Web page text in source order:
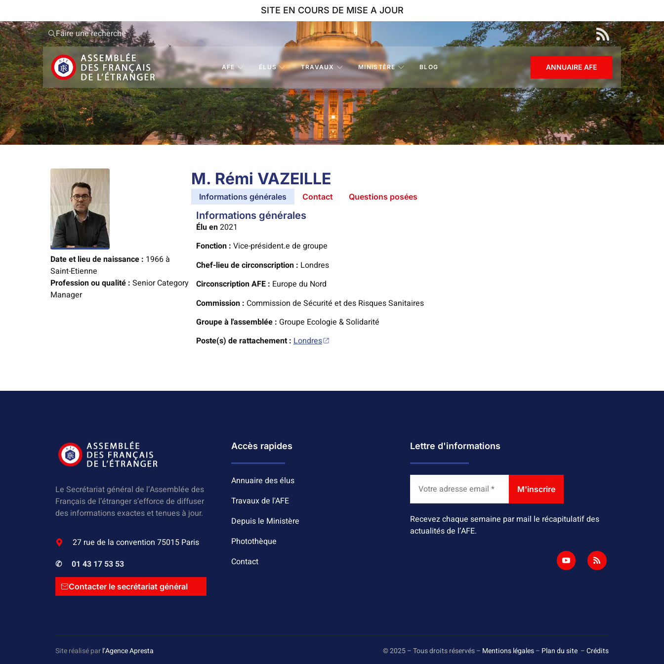
SITE EN COURS DE MISE A JOUR
Faire une recherche
AFE ÉLUS TRAVAUX MINISTÈRE BLOG ANNUAIRE AFE
Date et lieu de naissance : 1966 à
Saint-Etienne
Profession ou qualité : Senior Category
Manager
M. Rémi VAZEILLE
Informations générales Contact Questions posées
Informations générales
Élu en2021
Fonction : Vice-président.e de groupe
Chef-lieu de circonscription : Londres
Circonscription AFE : Europe du Nord
Commission : Commission de Sécurité et des Risques Sanitaires
Groupe à l'assemblée : Groupe Ecologie & Solidarité
Poste(s) de rattachement : Londres
Le Secrétariat général de l’Assemblée des
Français de l’étranger s’efforce de diffuser
des informations exactes et tenues à jour.
27 rue de la convention 75015 Paris
✆01 43 17 53 53
Contacter le secrétariat général
Accès rapides
Annuaire des élus
Travaux de l'AFE
Depuis le Ministère
Photothèque
Contact
Lettre d'informations
Recevez chaque semaine par mail le récapitulatif des
actualités de l’AFE.
Site réalisé parl’Agence Apresta © 2025 – Tous droits réservés – Mentions légales– Plan du site –Crédits